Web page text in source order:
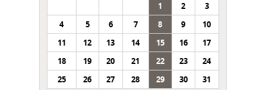
1
2
3
4
5 6 7 8 9
10
11
12 13 14 15 16
17
18
19 20 21 22 23
24
25
26 27 28 29 30 31